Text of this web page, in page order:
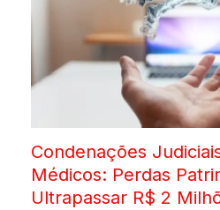
Condenações
Médicos: Perdas
Ultrapassar R$ 2